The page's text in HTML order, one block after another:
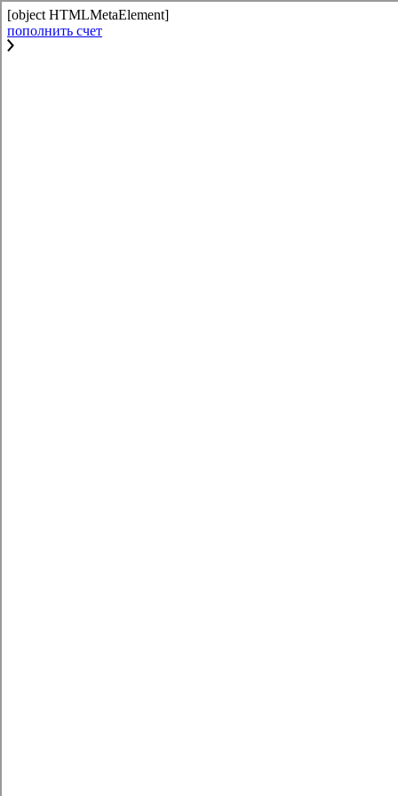
[object HTMLMetaElement]
пополнить счет